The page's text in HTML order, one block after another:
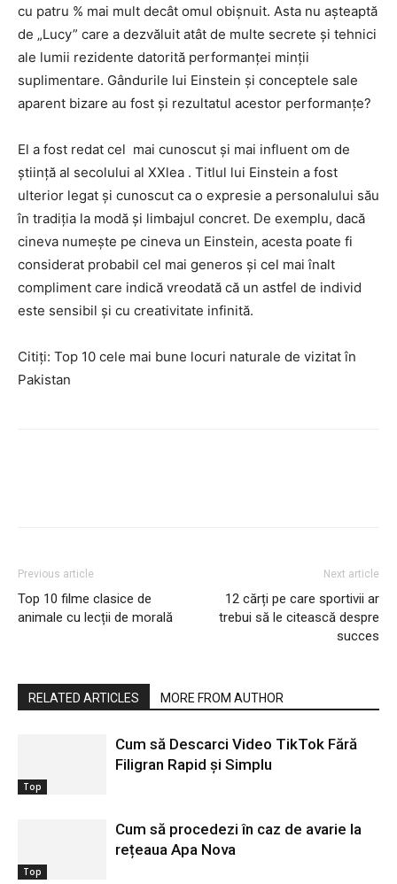
cu patru % mai mult decât omul obișnuit. Asta nu așteaptă
de „Lucy” care a dezvăluit atât de multe secrete și tehnici
ale lumii rezidente datorită performanței minții
suplimentare. Gândurile lui Einstein și conceptele sale
aparent bizare au fost și rezultatul acestor performanțe?
El a fost redat cel mai cunoscut și mai influent om de
știință al secolului al XXlea . Titlul lui Einstein a fost
ulterior legat și cunoscut ca o expresie a personalului său
în tradiția la modă și limbajul concret. De exemplu, dacă
cineva numește pe cineva un Einstein, acesta poate fi
considerat probabil cel mai generos și cel mai înalt
compliment care indică vreodată că un astfel de individ
este sensibil și cu creativitate infinită.
Citiți: Top 10 cele mai bune locuri naturale de vizitat în
Pakistan
Previous article
Top 10 filme clasice de
animale cu lecții de morală
Next article
12 cărți pe care sportivii ar
trebui să le citească despre
succes
RELATED ARTICLES MORE FROM AUTHOR
Top
Cum să Descarci Video TikTok Fără
Filigran Rapid și Simplu
Top
Cum să procedezi în caz de avarie la
rețeaua Apa Nova